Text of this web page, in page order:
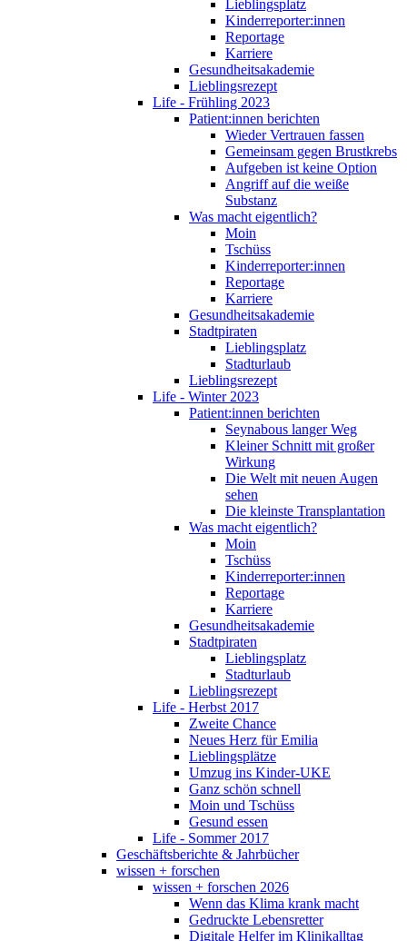
Lieblingsplatz
Kinderreporter:innen
Reportage
Karriere
Gesundheitsakademie
Lieblingsrezept
Life - Frühling 2023
Patient:innen berichten
Wieder Vertrauen fassen
Gemeinsam gegen Brustkrebs
Aufgeben ist keine Option
Angriff auf die weiße
Substanz
Was macht eigentlich?
Moin
Tschüss
Kinderreporter:innen
Reportage
Karriere
Gesundheitsakademie
Stadtpiraten
Lieblingsplatz
Stadturlaub
Lieblingsrezept
Life - Winter 2023
Patient:innen berichten
Seynabous langer Weg
Kleiner Schnitt mit großer
Wirkung
Die Welt mit neuen Augen
sehen
Die kleinste Transplantation
Was macht eigentlich?
Moin
Tschüss
Kinderreporter:innen
Reportage
Karriere
Gesundheitsakademie
Stadtpiraten
Lieblingsplatz
Stadturlaub
Lieblingsrezept
Life - Herbst 2017
Zweite Chance
Neues Herz für Emilia
Lieblingsplätze
Umzug ins Kinder-UKE
Ganz schön schnell
Moin und Tschüss
Gesund essen
Life - Sommer 2017
Geschäftsberichte & Jahrbücher
wissen + forschen
wissen + forschen 2026
Wenn das Klima krank macht
Gedruckte Lebensretter
Digitale Helfer im Klinikalltag